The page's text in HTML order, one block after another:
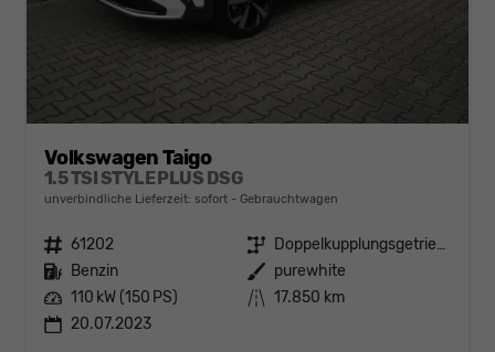
Volkswagen Taigo
1.5 TSI STYLE PLUS DSG
unverbindliche Lieferzeit: sofort Gebrauchtwagen
Fahrzeugnr. 61202 Getriebe
Doppelkupplungsgetriebe (DSG)
Kraftstoff Benzin Außenfarbe purewhite
Leistung 110 kW (150 PS) Kilometerstand 17.850 km
20.07.2023